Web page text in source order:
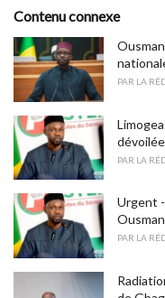
o
r
i
e
s
:Contenu connexe
PAR LA
dévoilée
PAR LA
Urgent -
PAR LA